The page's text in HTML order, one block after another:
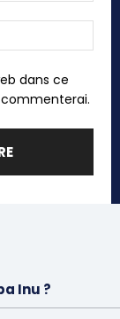
:
dans ce
Inu ?